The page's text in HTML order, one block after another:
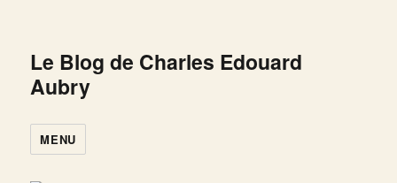
Le Blog de Charles Edouard
Aubry
MENU